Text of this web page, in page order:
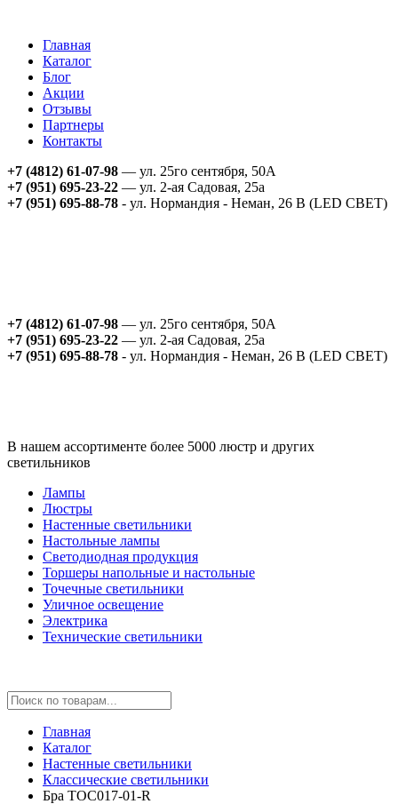
Главная
Каталог
Блог
Акции
Отзывы
Партнеры
Контакты
+7 (4812) 61-07-98 — ул. 25го сентября, 50А
+7 (951) 695-23-22 — ул. 2-ая Садовая, 25а
+7 (951) 695-88-78 - ул. Нормандия - Неман, 26 В (LED СВЕТ)
+7 (4812) 61-07-98 — ул. 25го сентября, 50А
+7 (951) 695-23-22 — ул. 2-ая Садовая, 25а
+7 (951) 695-88-78 - ул. Нормандия - Неман, 26 В (LED СВЕТ)
В нашем ассортименте более 5000 люстр и других
светильников
Лампы
Люстры
Настенные светильники
Настольные лампы
Светодиодная продукция
Торшеры напольные и настольные
Точечные светильники
Уличное освещение
Электрика
Технические светильники
Главная
Каталог
Настенные светильники
Классические светильники
Бра TOC017-01-R